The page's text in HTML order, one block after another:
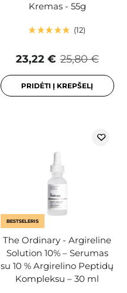
Kremas - 55g
12
25,80 €
23,22 €
PRIDĖTI Į KREPŠELĮ
BESTSELERIS
The Ordinary - Argireline
Solution 10% – Serumas
su 10 % Argirelino Peptidų
Kompleksu – 30 ml